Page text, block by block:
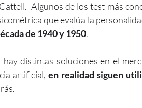
Algunos de los test más
que evalúa la
de 1940 y 1950.
hay distintas soluciones en el
artificial, en realidad siguen